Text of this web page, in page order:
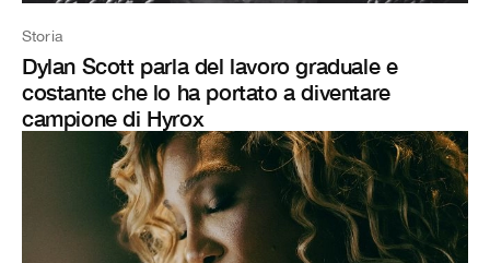
Storia
Dylan Scott parla del lavoro graduale e
costante che lo ha portato a diventare
campione di Hyrox